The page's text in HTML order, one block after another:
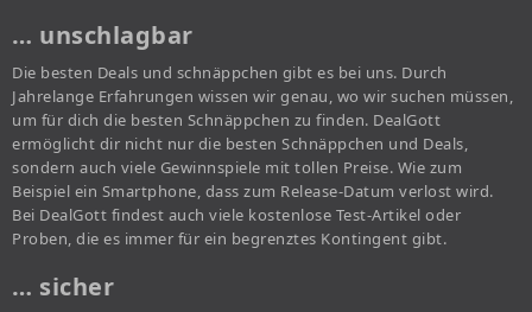
… unschlagbar
Die besten Deals und schnäppchen gibt es bei uns. Durch
Jahrelange Erfahrungen wissen wir genau, wo wir suchen müssen,
um für dich die besten Schnäppchen zu finden. DealGott
ermöglicht dir nicht nur die besten Schnäppchen und Deals,
sondern auch viele Gewinnspiele mit tollen Preise. Wie zum
Beispiel ein Smartphone, dass zum Release-Datum verlost wird.
Bei DealGott findest auch viele kostenlose Test-Artikel oder
Proben, die es immer für ein begrenztes Kontingent gibt.
… sicher